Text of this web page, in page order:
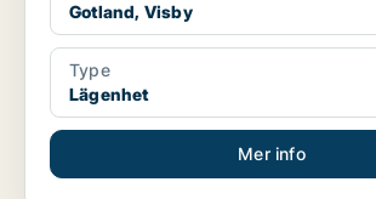
Gotland, Visby
Type
Lägenhet
Mer info